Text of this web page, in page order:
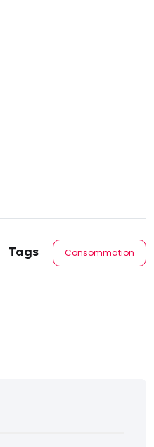
Tags Consommation